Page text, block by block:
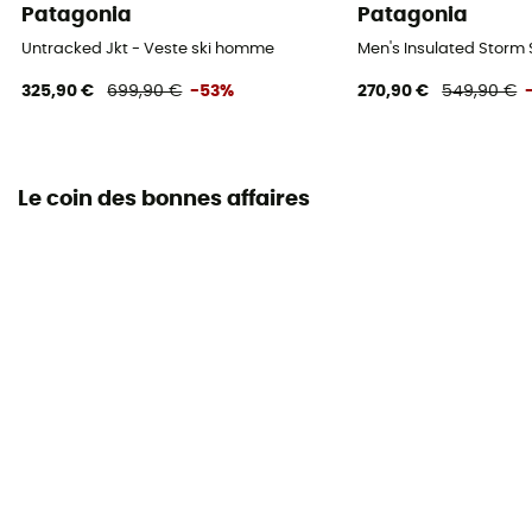
Patagonia
Untracked Jkt - Veste ski homme
325,90 € 699,90 € -53%
Patagonia
Men's Insulated
270,90 € 549,90 €
Le coin des bonnes affaires